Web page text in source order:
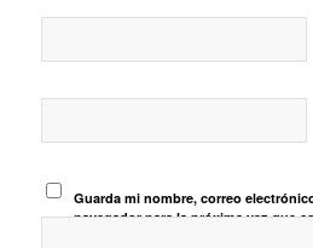
Guarda mi nombre, correo
navegador para la próxima vez que